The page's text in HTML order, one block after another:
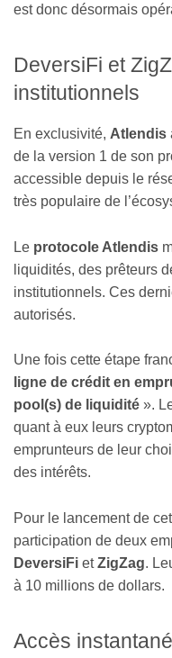
est donc désormais
DeversiFi et
institutionnels
En exclusivité, Atlendis
de la version 1 de son
accessible depuis le
très populaire de
Le protocole Atlendis
liquidités, des prêteurs
institutionnels. Ces
autorisés.
Une fois cette étape
ligne de crédit en
pool(s) de liquidité ».
quant à eux leurs
emprunteurs de leur
des intérêts.
Pour le lancement de
participation de deux
DeversiFi etZigZag.
à 10 millions de dollars.
Accès